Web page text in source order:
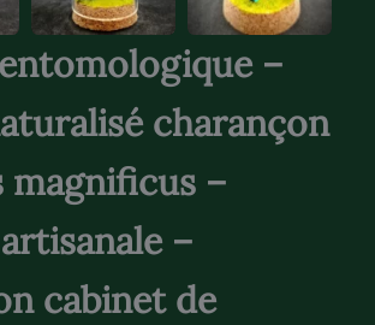
–
charançon
magnificus –
–
cabinet de